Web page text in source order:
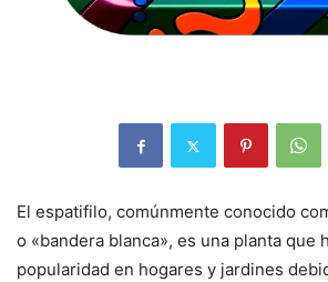
El espatifilo, comúnmente conocido
o «bandera blanca», es una planta que
popularidad en hogares y jardines